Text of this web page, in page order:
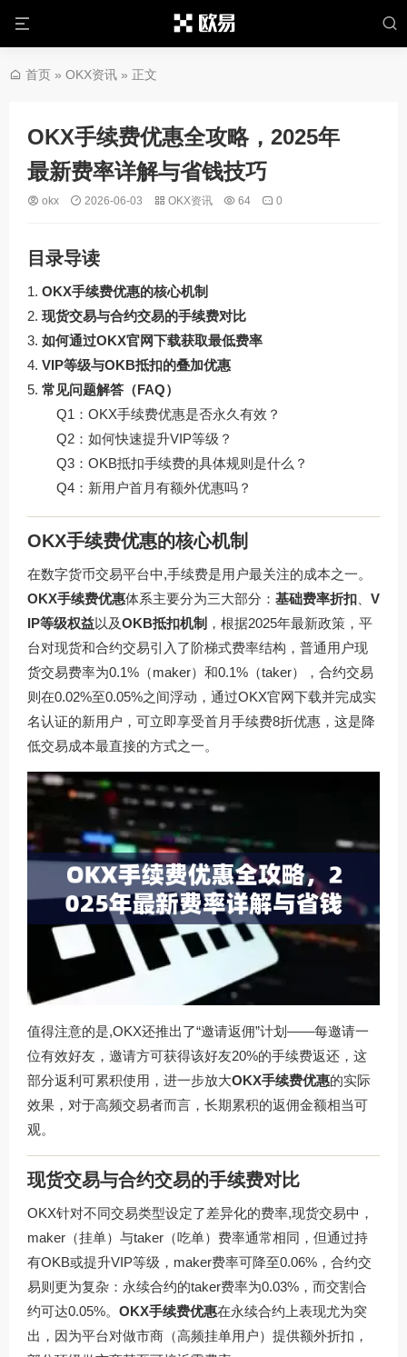
首页 » OKX资讯 » 正文
OKX手续费优惠全攻略，2025年
最新费率详解与省钱技巧
okx 2026-06-03 OKX资讯 64 0
目录导读
OKX手续费优惠的核心机制
现货交易与合约交易的手续费对比
如何通过OKX官网下载获取最低费率
VIP等级与OKB抵扣的叠加优惠
常见问题解答（FAQ）
Q1：OKX手续费优惠是否永久有效？
Q2：如何快速提升VIP等级？
Q3：OKB抵扣手续费的具体规则是什么？
Q4：新用户首月有额外优惠吗？
OKX手续费优惠的核心机制
在数字货币交易平台中,手续费是用户最关注的成本之一。
OKX手续费优惠体系主要分为三大部分： 基础费率折扣
V
IP等级权益以及OKB抵扣机制 ，根据2025年最新政策，平
台对现货和合约交易引入了阶梯式费率结构，普通用户现
货交易费率为0.1%（maker）和0.1%（taker），合约交易
则在0.02%至0.05%之间浮动，通过OKX官网下载并完成实
名认证的新用户，可立即享受首月手续费8折优惠，这是降
低交易成本最直接的方式之一。
值得注意的是,OKX还推出了“邀请返佣”计划——每邀请一
位有效好友，邀请方可获得该好友20%的手续费返还，这
部分返利可累积使用，进一步放大OKX手续费优惠的实际
效果，对于高频交易者而言，长期累积的返佣金额相当可
观。
现货交易与合约交易的手续费对比
OKX针对不同交易类型设定了差异化的费率,现货交易中，
maker（挂单）与taker（吃单）费率通常相同，但通过持
有OKB或提升VIP等级，maker费率可降至0.06%，合约交
易则更为复杂：永续合约的taker费率为0.03%，而交割合
约可达0.05%。 OKX手续费优惠在永续合约上表现尤为突
出，因为平台对做市商（高频挂单用户）提供额外折扣，